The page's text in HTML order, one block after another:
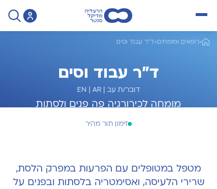
>רופאים ומומחים>ד"ר עבוד וסים
ד"ר עבוד וסים
דובר/ת עב |
EN | AR
מומחה לכירורגיה פה פנים ולסתות
זימון תור מהיר
מטפל במטופלים עם הפרעות במפרק הלסת,
שרירי הלעיסה, ואסימטריה בלסתות ובפנים על